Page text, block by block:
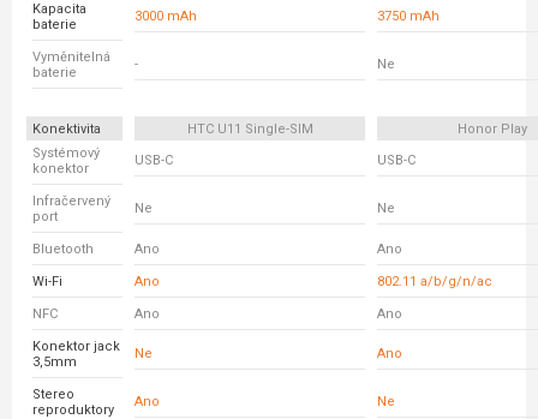
Kapacita
baterie
3000 mAh 3750 mAh
Vyměnitelná
baterie
- Ne
Konektivita HTC U11 Single-SIM
Honor Play
Systémový
konektor
USB-C USB-C
Infračervený
port
Ne Ne
Bluetooth Ano Ano
Wi-Fi Ano 802.11 a/b/g/n/ac
NFC Ano Ano
Konektor jack
3,5mm
Ne Ano
Stereo
reproduktory
Ano Ne